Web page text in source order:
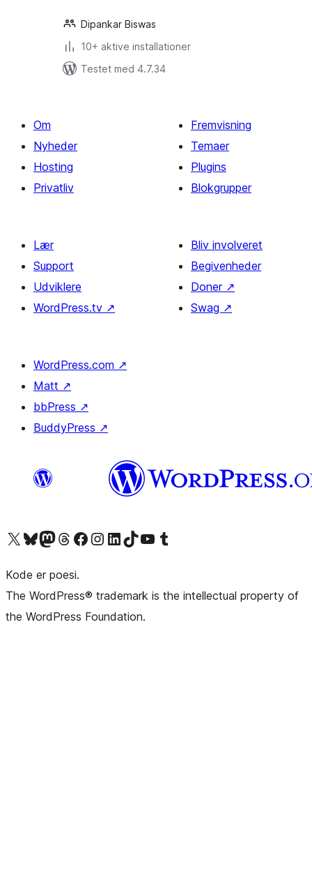
Dipankar Biswas
10+ aktive installationer
Testet med 4.7.34
Om
Nyheder
Hosting
Privatliv
Fremvisning
Temaer
Plugins
Blokgrupper
Lær
Support
Udviklere
WordPress.tv ↗
Bliv involveret
Begivenheder
Doner ↗
Swag ↗
WordPress.com ↗
Matt ↗
bbPress ↗
BuddyPress ↗
Besøg vores X (tidligere Twitter) konto
Besøg vores Bluesky-konto
Besøg vores Mastodon konto
Besøg vores Threads-konto
Besøg vores Facebook sideBesøg vores Instagram konto
Besøg vores LinkedIn konto
Besøg vores TikTok-konto
Besøg vores YouTube-kanalBesøg vores Tumblr-konto
Kode er poesi.
The WordPress® trademark is the intellectual property of
the WordPress Foundation.